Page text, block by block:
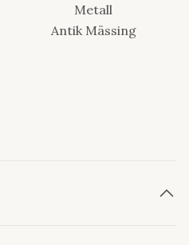
Metall
Antik Mässing